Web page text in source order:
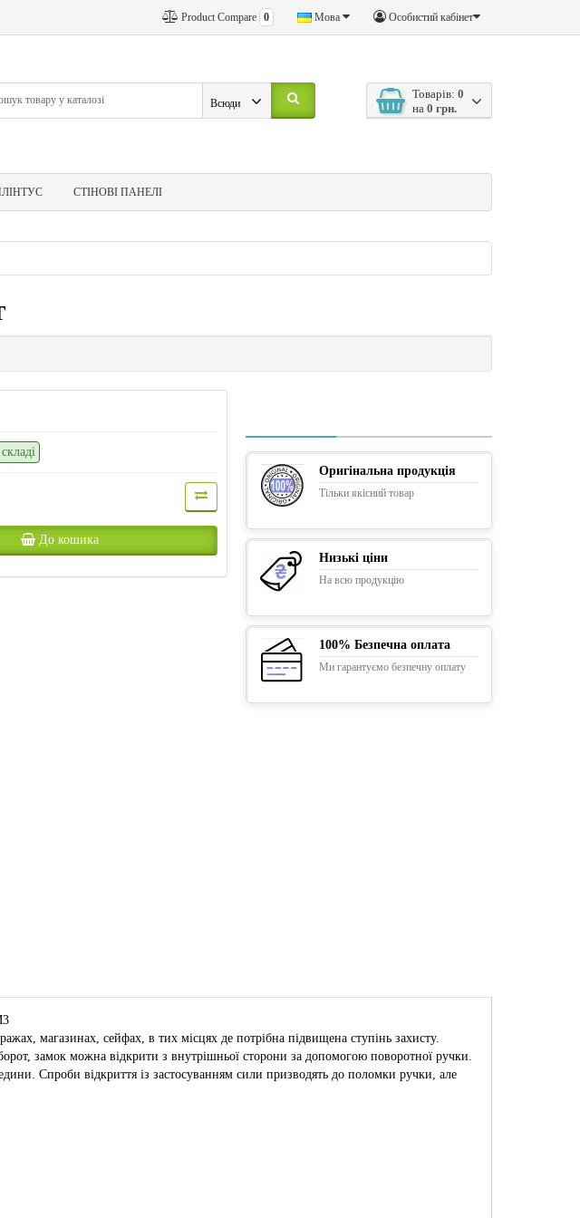
Особистий кабінет
Мова
Product Compare 0
Товарів: 0
на 0 грн.
Всюди
СТІНОВІ ПАНЕЛІ
До кошика
Оригінальна продукція
Тільки якісний товар
Низькі ціни
На всю продукцію
100% Безпечна оплата
Ми гарантуємо безпечну оплату
магазинах, сейфах, в тих місцях де потрібна підвищена ступінь захисту.
замок можна відкрити з внутрішньої сторони за допомогою поворотної ручки.
Спроби відкриття із застосуванням сили призводять до поломки ручки, але